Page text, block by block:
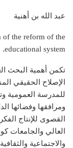
عبد الله بن أهنية
of the reform of the
educational system.
تكمن أهمية البحث
الإصلاح الحقيقي
للمدرسة العمومية
ومرافقها وفضائها
القصوى للإنتاج
العالي والجامعات
والاجتماعية